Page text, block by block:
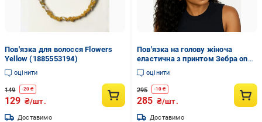
Пов'язка для волосся Flowers
Yellow (1885553194)
оцінити
149 -20 ₴
129 ₴/шт.
Доставимо
Пов'язка на голову жіноча
еластична з принтом Зебра one
size Зелений (195400)
оцінити
295 -10 ₴
285 ₴/шт.
Доставимо